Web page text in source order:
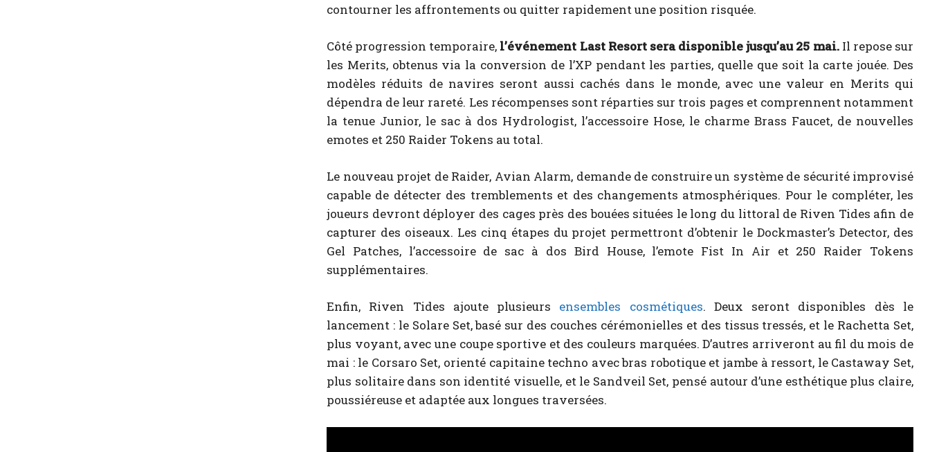
contourner les affrontements ou quitter rapidement une position risquée.
Côté progression temporaire, l’événement Last Resort sera disponible jusqu’au 25 mai.Il repose sur
les Merits, obtenus via la conversion de l’XP pendant les parties, quelle que soit la carte jouée. Des
modèles réduits de navires seront aussi cachés dans le monde, avec une valeur en Merits qui
dépendra de leur rareté. Les récompenses sont réparties sur trois pages et comprennent notamment
la tenue Junior, le sac à dos Hydrologist, l’accessoire Hose, le charme Brass Faucet, de nouvelles
emotes et 250 Raider Tokens au total.
Le nouveau projet de Raider, Avian Alarm, demande de construire un système de sécurité improvisé
capable de détecter des tremblements et des changements atmosphériques. Pour le compléter, les
joueurs devront déployer des cages près des bouées situées le long du littoral de Riven Tides afin de
capturer des oiseaux. Les cinq étapes du projet permettront d’obtenir le Dockmaster’s Detector, des
Gel Patches, l’accessoire de sac à dos Bird House, l’emote Fist In Air et 250 Raider Tokens
supplémentaires.
Enfin, Riven Tides ajoute plusieurs ensembles cosmétiques. Deux seront disponibles dès le
lancement : le Solare Set, basé sur des couches cérémonielles et des tissus tressés, et le Rachetta Set,
plus voyant, avec une coupe sportive et des couleurs marquées. D’autres arriveront au fil du mois de
mai : le Corsaro Set, orienté capitaine techno avec bras robotique et jambe à ressort, le Castaway Set,
plus solitaire dans son identité visuelle, et le Sandveil Set, pensé autour d’une esthétique plus claire,
poussiéreuse et adaptée aux longues traversées.